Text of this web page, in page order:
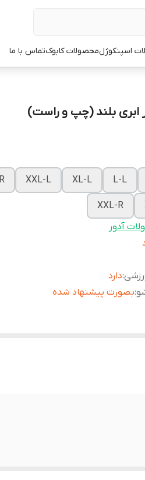
اسپنکوژلمحصولات کابوکتماس با ما
ابری بلند (چپ و راست)
L-L
XL-L
XXL-L
XXL-R
آدور
:دارد
:بصورت پیشنهاد شده